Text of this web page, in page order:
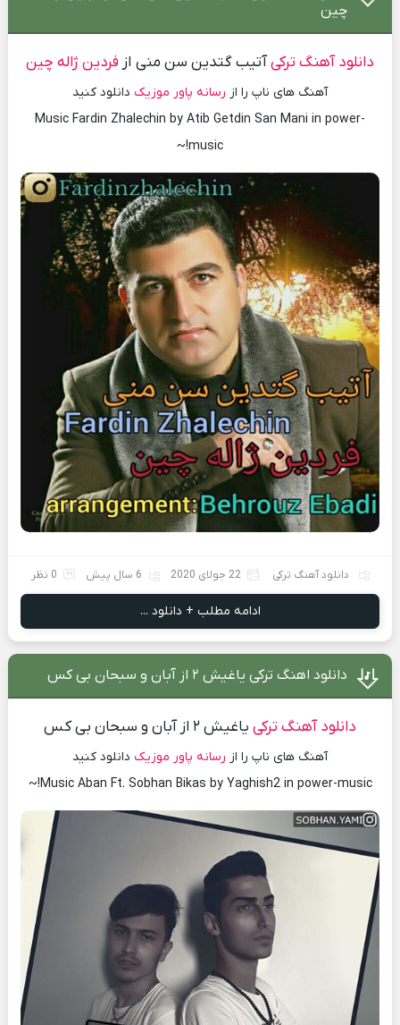
چین
دانلود آهنگ ترکیآتیب گتدین سن منی از فردین ژاله چین
آهنگ های ناپ را از رسانه پاور موزیک دانلود کنید
Music Fardin Zhalechin by Atib Getdin San Mani in power-
music!~
دانلود آهنگ ترکی 22 جولای 2020 6 سال پیش 0 نظر
ادامه مطلب + دانلود ...
دانلود اهنگ ترکی یاغیش ۲ از آبان و سبحان بی کس
دانلود آهنگ ترکی یاغیش ۲ از آبان و سبحان بی کس
آهنگ های ناپ را از رسانه پاور موزیک دانلود کنید
Music Aban Ft. Sobhan Bikas by Yaghish2 in power-music!~